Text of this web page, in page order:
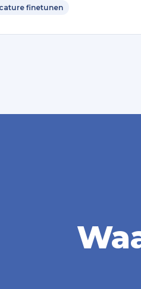
finetunen